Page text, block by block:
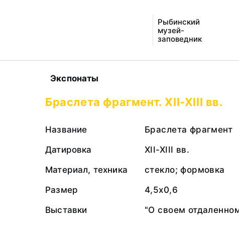
Рыбинский
музей-
заповедник
Экспонаты
Браслета фрагмент. XII-XIII вв.
Название
Браслета фрагмент
Датировка
XII-XIII вв.
Материал, техника
стекло; формовка
Размер
4,5х0,6
Выставки
"О своем